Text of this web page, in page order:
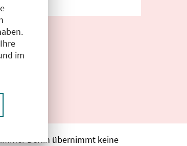
im
Berlin übernimmt keine